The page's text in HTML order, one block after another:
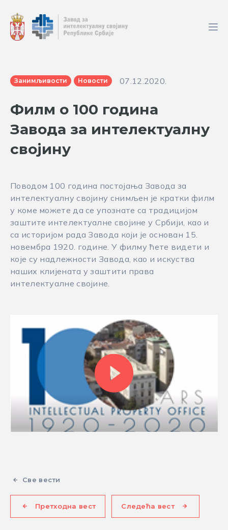
Занимљивости Новости 07.12.2020.
Филм о 100 година
Завода за интелектуалну
својину
Поводом 100 година постојања Завода за
интелектуалну својину снимљен је кратки филм
у коме можете да се упознате са традицијом
заштите интелектуалне својине у Србији, као и
са историјом рада Завода који је основан 15.
новембра 1920. године. У филму ћете видети и
које су надлежности Завода, као и искуства
наших клијената у заштити права
интелектуалне својине.
Све вести
Претходна вест Следећа вест